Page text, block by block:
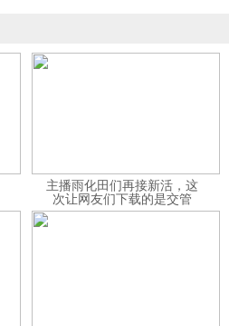
主播雨化田们再接新活，这
次让网友们下载的是交管
12123APP